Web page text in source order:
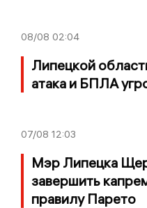
08/08 02:04
Липецкой
атака и БПЛА
07/08 12:03
Мэр Липецка
завершить
правилу Парето